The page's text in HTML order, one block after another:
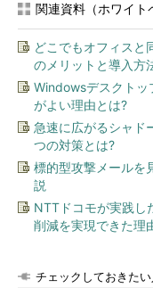
関連資料（ホワイト
どこでもオフィスと
のメリットと導入方
Windowsデスクトッ
がよい理由とは?
急速に広がるシャド
つの対策とは?
標的型攻撃メールを
説
NTTドコモが実践し
削減を実現できた理
チェックしておきた